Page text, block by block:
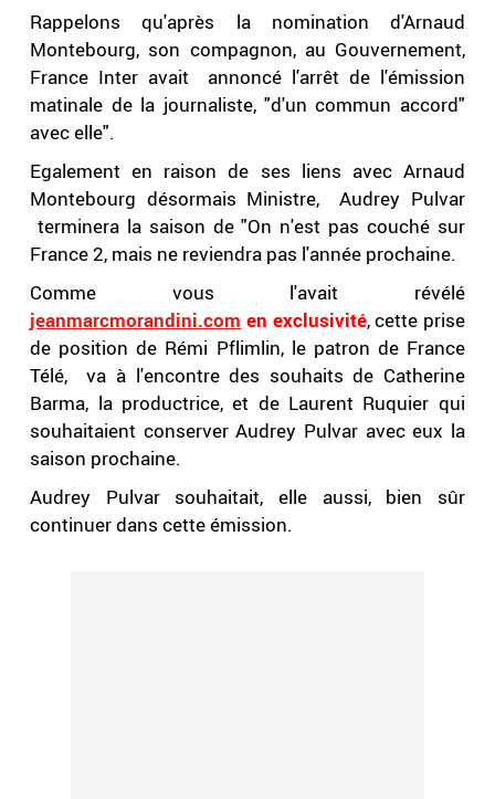
Rappelons qu'après la nomination d'Arnaud
Montebourg, son compagnon, au Gouvernement,
France Inter avait annoncé l'arrêt de l'émission
matinale de la journaliste, "d'un commun accord"
avec elle".
Egalement en raison de ses liens avec Arnaud
Montebourg désormais Ministre, Audrey Pulvar
terminera la saison de "On n'est pas couché sur
France 2, mais ne reviendra pas l'année prochaine.
Comme vous l'avait révélé
jeanmarcmorandini.com en exclusivité, cette prise
de position de Rémi Pflimlin, le patron de France
Télé, va à l'encontre des souhaits de Catherine
Barma, la productrice, et de Laurent Ruquier qui
souhaitaient conserver Audrey Pulvar avec eux la
saison prochaine.
Audrey Pulvar souhaitait, elle aussi, bien sûr
continuer dans cette émission.